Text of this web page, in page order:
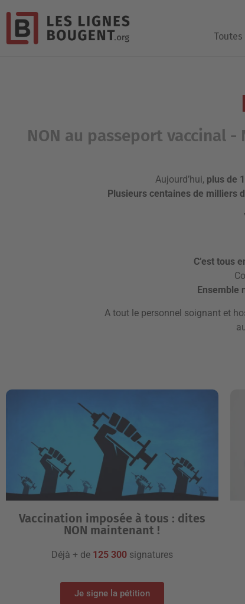
NON au passeport vaccinal
Aujourd’hui, plus de
Plusieurs centaines de milliers
C’est tous
Ensemble
A tout le personnel soignant et
Vaccination imposée à tous : dites
NON maintenant !
Déjà + de 125 300signatures
Je signe la pétition